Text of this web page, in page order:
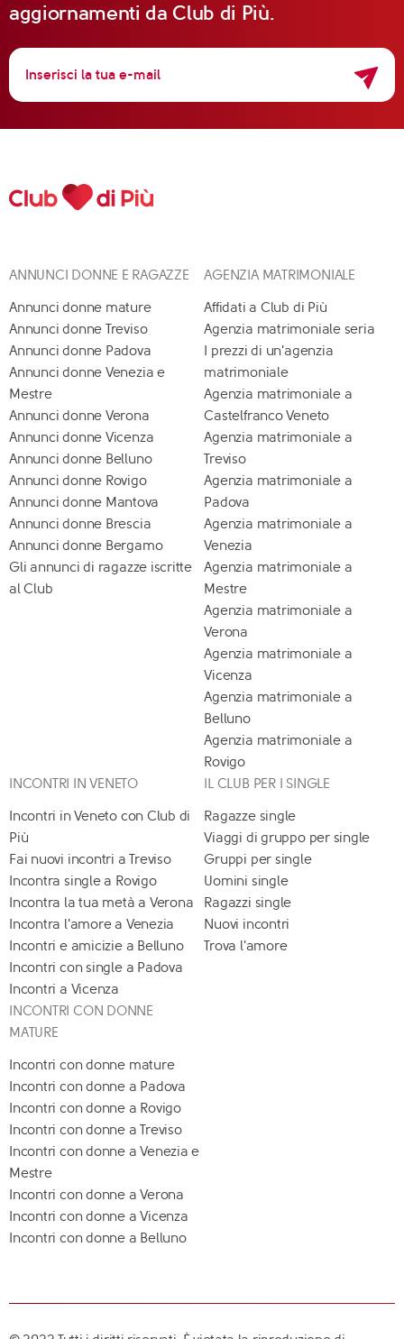
aggiornamenti da Club di Più.
ANNUNCI DONNE E RAGAZZE
Annunci donne mature
Annunci donne Treviso
Annunci donne Padova
Annunci donne Venezia e
Mestre
Annunci donne Verona
Annunci donne Vicenza
Annunci donne Belluno
Annunci donne Rovigo
Annunci donne Mantova
Annunci donne Brescia
Annunci donne Bergamo
Gli annunci di ragazze iscritte
al Club
AGENZIA MATRIMONIALE
Affidati a Club di Più
Agenzia matrimoniale seria
I prezzi di un'agenzia
matrimoniale
Agenzia matrimoniale a
Castelfranco Veneto
Agenzia matrimoniale a
Treviso
Agenzia matrimoniale a
Padova
Agenzia matrimoniale a
Venezia
Agenzia matrimoniale a
Mestre
Agenzia matrimoniale a
Verona
Agenzia matrimoniale a
Vicenza
Agenzia matrimoniale a
Belluno
Agenzia matrimoniale a
Rovigo
INCONTRI IN VENETO
Incontri in Veneto con Club di
Più
Fai nuovi incontri a Treviso
Incontra single a Rovigo
Incontra la tua metà a Verona
Incontra l'amore a Venezia
Incontri e amicizie a Belluno
Incontri con single a Padova
Incontri a Vicenza
IL CLUB PER I SINGLE
Ragazze single
Viaggi di gruppo per single
Gruppi per single
Uomini single
Ragazzi single
Nuovi incontri
Trova l'amore
INCONTRI CON DONNE
MATURE
Incontri con donne mature
Incontri con donne a Padova
Incontri con donne a Rovigo
Incontri con donne a Treviso
Incontri con donne a Venezia e
Mestre
Incontri con donne a Verona
Incontri con donne a Vicenza
Incontri con donne a Belluno